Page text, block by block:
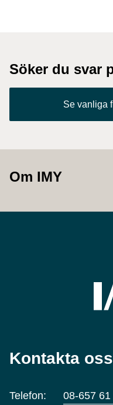
Söker du svar
Se vanliga
Om IMY
Kontakta oss
Telefon: 08-657 61